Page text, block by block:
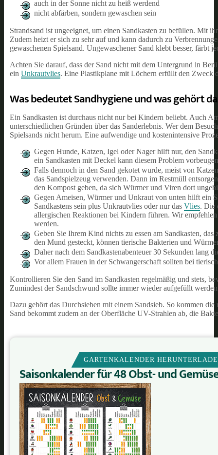
auch in der Sonne nicht zu heiß werdend
nicht abfärben, sondern gewaschen sein
Strandsand ist ungeeignet, um einen Sandkasten zu befüllen. Mit
Zudem heizt er sich zu sehr auf und kann dadurch zu
gewaschenen Spielsand. Ungewaschener Sand klebt besser,
Achten Sie darauf, dass der Sand nicht mit dem Untergrund in
ein Unkrautvlies. Eine Plastikplane mit Löchern erfüllt den Zweck
Was bedeutet Sandhygiene und was gehört
Ein Sandkasten ist durchaus nicht nur bei Kindern beliebt. Auch
unterschiedlichen Gründen über das Sanderlebnis. Wer dem
Spielsands nicht herum. Eine aufwendige und kostenintensive
Gegen Hunde, Katzen, Igel oder Nager hilft nur, den
ein Sandkasten mit Deckel kann diesem Problem
Falls dennoch in den Sand gekotet wurde, meist von
das Sandspielzeug verwenden. Dann im Restmüll
den Kompost geben, da sich Würmer und Viren dort
Gegen Ameisen, Würmer und Unkraut von unten hilft ein
Sandkastens sein plus Unkrautvlies oder nur das Vlies. Die
allergischen Reaktionen bei Kindern führen. Wir
werden.
Geben Sie Ihrem Kind nichts zu essen am Sandkasten,
den Mund gesteckt, können tierische Bakterien und
Daher nach dem Sandkastenabenteuer 30 Sekunden lang
Vor allem Frauen in der Schwangerschaft sollten bei
Kontrollieren Sie den Sand im Sandkasten regelmäßig und stets,
Zumindest der Sandschwund sollte immer wieder aufgefüllt
Dazu gehört das Durchsieben mit einem Sandsieb. So kommen
Sand bekommt zudem an der Oberfläche UV-Strahlen ab, die
GARTENKALENDER
Saisonkalender für 48 Obst- und